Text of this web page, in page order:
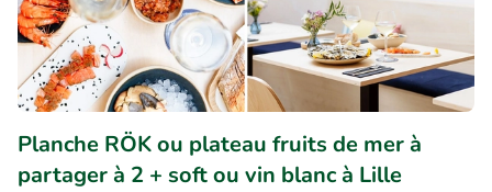
Planche RÖK ou plateau fruits de mer à
partager à 2 + soft ou vin blanc à Lille